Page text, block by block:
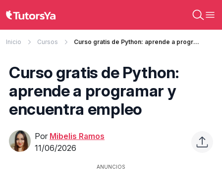
Inicio Cursos Curso gratis de Python: aprende a programar y encuentra empleo
Curso gratis de Python:
aprende a programar y
encuentra empleo
Por Mibelis Ramos
11/06/2026
ANUNCIOS